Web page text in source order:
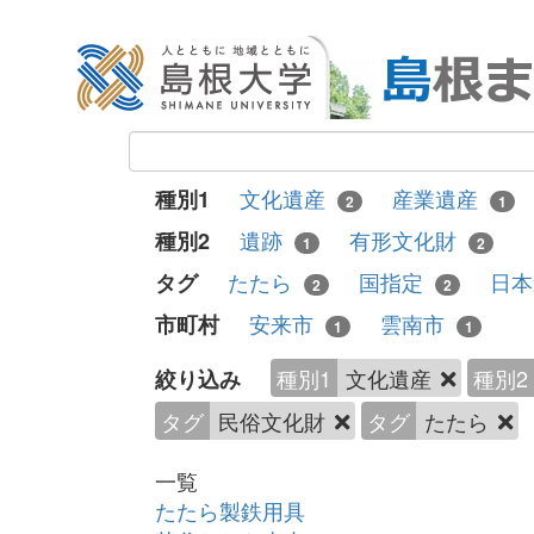
種別1 文化遺産 2 産業遺産 1
種別2 遺跡 1 有形文化財 2
タグ たたら 2 国指定 2
日
市町村
安来市 1 雲南市 1
絞り込み 種別1 文化遺産
種別2
タグ 民俗文化財 タグ たたら
一覧
たたら製鉄用具